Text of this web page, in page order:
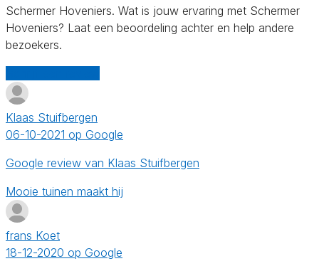
Schermer Hoveniers. Wat is jouw ervaring met Schermer
Hoveniers? Laat een beoordeling achter en help andere
bezoekers.
Klaas Stuifbergen
06-10-2021 op Google
Google review van Klaas Stuifbergen
Mooie tuinen maakt hij
frans Koet
18-12-2020 op Google